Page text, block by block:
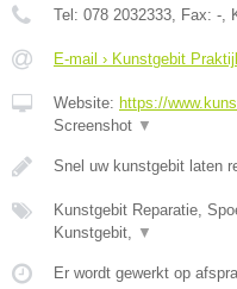
Tel: 078 2032333, Fax: -,
E-mail › Kunstgebit
Website: https://
Screenshot ▼
Snel uw kunstgebit laten
Kunstgebit Reparatie,
Kunstgebit, ▼
Er wordt gewerkt op